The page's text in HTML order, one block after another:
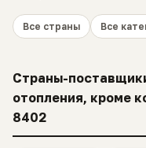
Все страны Все
Страны-
отопления, кроме
8402